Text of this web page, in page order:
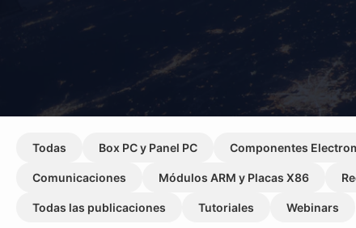
Todas Box PC y Panel PC Componentes
Comunicaciones Módulos ARM y Placas X86
Todas las publicaciones Tutoriales Webinars